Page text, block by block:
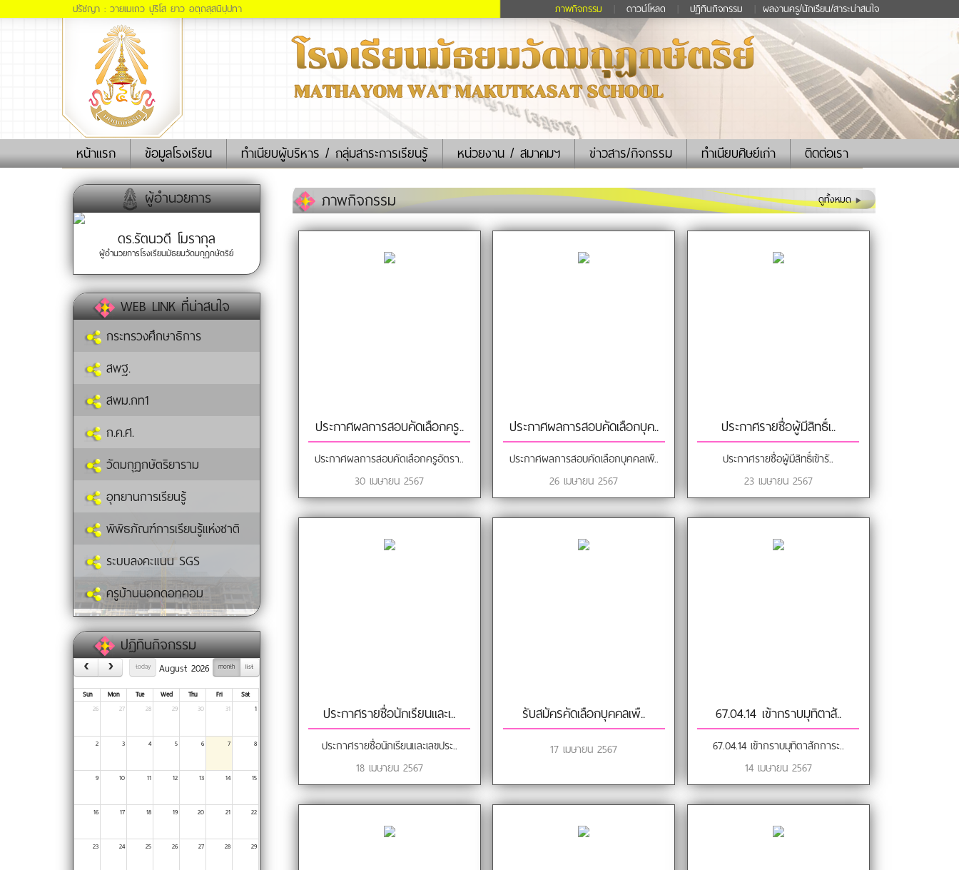
ปรัชญา : วายเมเถว ปุริโส ยาว อตฺถสฺสนิปฺปทา ภาพกิจกรรม ดาวน์โหลด ปฏิทินกิจกรรม ผลงานครู/นักเรียน/สาระน่าสนใจ
หน้าแรก(current)ข้อมูลโรงเรียน ทำเนียบผู้บริหาร / กลุ่มสาระการเรียนรู้ หน่วยงาน / สมาคมฯ ข่าวสาร/กิจกรรม ทำเนียบศิษย์เก่า ติดต่อเรา
ผู้อำนวยการ
ดร.รัตนวดี โมรากุล
ผู้อำนวยการโรงเรียนมัธยมวัดมกุฏกษัตริย์
WEB LINK ที่น่าสนใจ
กระทรวงศึกษาธิการ
สพฐ.
สพม.กท1
ก.ค.ศ.
วัดมกุฏกษัตริยาราม
อุทยานการเรียนรู้
พิพิธภัณฑ์การเรียนรู้แห่งชาติ
ระบบลงคะแนน SGS
ครูบ้านนอกดอทคอม
ปฏิทินกิจกรรม
today month list
August 2026
Sun Mon Tue Wed Thu Fri
Sat
26
27 28 29 30 31 1
2 3 4 5 6 7 8
9 10 11 12 13 14 15
16 17 18 19 20 21 22
23 24 25 26 27 28 29
ภาพกิจกรรม ดูทั้งหมด
ประกาศผลการสอบคัดเลือกครู..
ประกาศผลการสอบคัดเลือกครูอัตรา..
30 เมษายน 2567
ประกาศผลการสอบคัดเลือกบุค..
ประกาศผลการสอบคัดเลือกบุคคลเพื..
26 เมษายน 2567
ประกาศรายชื่อผู้มีสิทธิ์เ..
ประกาศรายชื่อผู้มีสิทธิ์เข้ารั..
23 เมษายน 2567
ประกาศรายชื่อนักเรียนและเ..
ประกาศรายชื่อนักเรียนและเลขประ..
18 เมษายน 2567
รับสมัครคัดเลือกบุคคลเพื..
17 เมษายน 2567
67.04.14 เข้ากราบมุทิตาสั..
67.04.14 เข้ากราบมุทิตาสักการะ..
14 เมษายน 2567